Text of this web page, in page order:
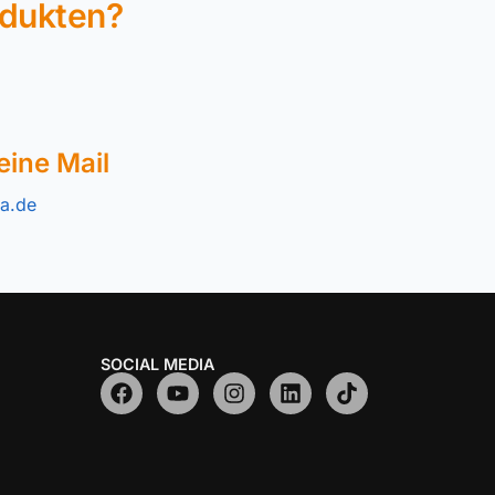
Mail
SOCIAL MEDIA